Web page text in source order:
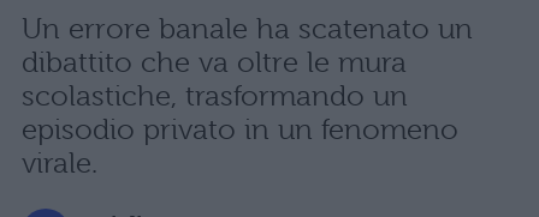
Un errore banale ha scatenato un
dibattito che va oltre le mura
scolastiche, trasformando un
episodio privato in un fenomeno
virale.